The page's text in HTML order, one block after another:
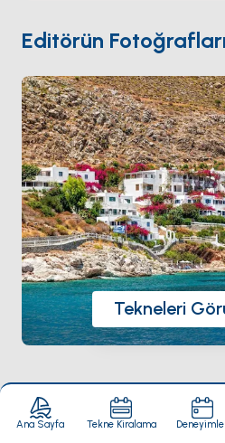
günlük yelken güney kıyısı
açıyor. TilosHalki'nin 90
Symi'nin yarım gün
arası açık.
Editörün Fotoğrafları
Yakındaki Gezilecek Yerler
Tekneleri
Ana Sayfa Tekne Kiralama